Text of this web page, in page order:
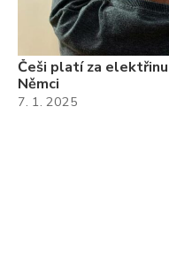
Češi platí za
Němci
7. 1. 2025